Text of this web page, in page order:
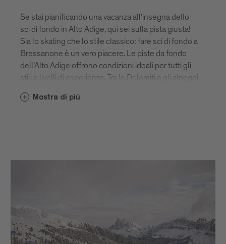
Se stai pianificando una vacanza all’insegna dello
sci di fondo in Alto Adige, qui sei sulla pista giusta!
Sia lo skating che lo stile classico: fare sci di fondo a
Bressanone è un vero piacere. Le piste da fondo
dell’Alto Adige offrono condizioni ideali per tutti gli
stili e livelli di esperienza. Tra le Dolomiti e gli alpeggi
nordico in Alto Adige.
turistiche, rendendo lo sci di fondo nel Trentino-Alto
NordicSki. Con un unico skipass, puoi esplorare
tutte le piste da fondo nelle Dolomiti. Scopri i
tracciati nelle vicinanze di Bressanone!
Mostra di più